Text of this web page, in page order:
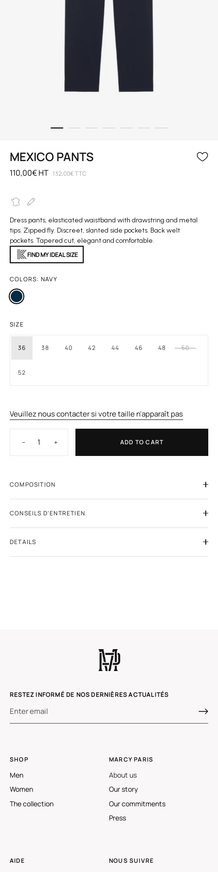
MEXICO PANTS
110,00€ HT 132,00€ TTC
Dress pants, elasticated waistband with drawstring and metal
tips. Zipped fly. Discreet, slanted side pockets. Back welt
pockets. Tapered cut, elegant and comfortable.
FIND MY IDEAL SIZE
COLORS: NAVY
SIZE
36 38 40 42 44 46 48 50
52
Veuillez nous contacter si votre taille n'apparaît pas
− + ADD TO CART
COMPOSITION
CONSEILS D'ENTRETIEN
DETAILS
RESTEZ INFORMÉ DE NOS DERNIÈRES ACTUALITÉS
SHOP
Men
Women
The collection
MARCY PARIS
About us
Our story
Our commitments
Press
AIDE NOUS SUIVRE